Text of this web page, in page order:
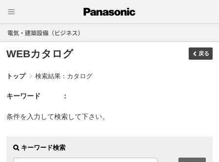
電気・建築設備（ビジネス）
WEBカタログ 戻る
トップ 検索結果：カタログ
キーワード
条件を入力して検索して下さい。
キーワード検索